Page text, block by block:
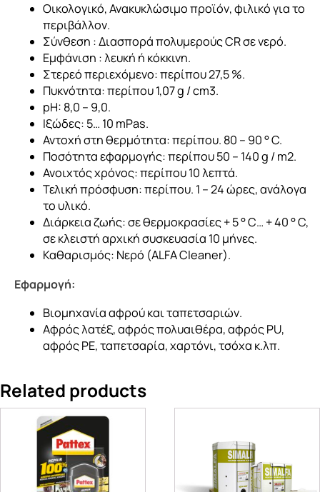
Οικολογικό, Ανακυκλώσιμο προϊόν, φιλικό για το
περιβάλλον.
Σύνθεση : Διασπορά πολυμερούς CR σε νερό.
Εμφάνιση : λευκή ή κόκκινη.
Στερεό περιεχόμενο: περίπου 27,5 %.
Πυκνότητα: περίπου 1,07 g / cm3.
pH: 8,0 – 9,0.
Ιξώδες: 5… 10 mPas.
Αντοχή στη θερμότητα: περίπου. 80 – 90 ° C.
Ποσότητα εφαρμογής: περίπου 50 – 140 g / m2.
Ανοιχτός χρόνος: περίπου 10 λεπτά.
Τελική πρόσφυση: περίπου. 1 – 24 ώρες, ανάλογα
το υλικό.
Διάρκεια ζωής: σε θερμοκρασίες + 5 ° C… + 40 ° C,
σε κλειστή αρχική συσκευασία 10 μήνες.
Καθαρισμός: Νερό (ALFA Cleaner).
Εφαρμογή:
Βιομηχανία αφρού και ταπετσαριών.
Αφρός λατέξ, αφρός πολυαιθέρα, αφρός PU,
αφρός PE, ταπετσαρία, χαρτόνι, τσόχα κ.λπ.
Related products